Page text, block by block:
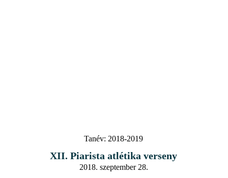
Tanév: 2018-2019
XII. Piarista atlétika verseny
2018. szeptember 28.